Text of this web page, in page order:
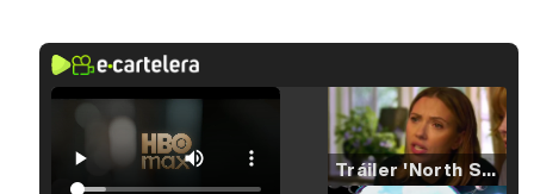
Tráiler 'North Star' (2023)